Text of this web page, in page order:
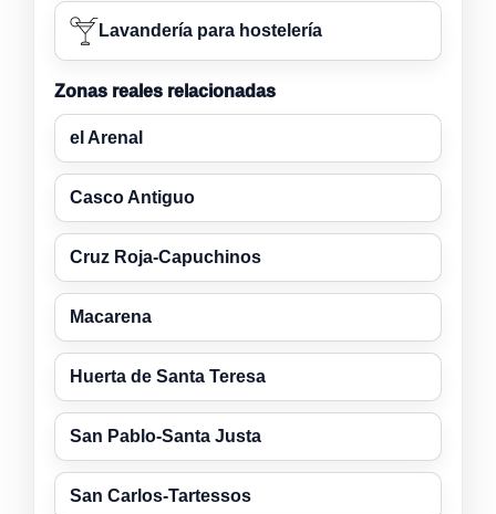
Lavandería para hostelería
Zonas reales relacionadas
el Arenal
Casco Antiguo
Cruz Roja-Capuchinos
Macarena
Huerta de Santa Teresa
San Pablo-Santa Justa
San Carlos-Tartessos